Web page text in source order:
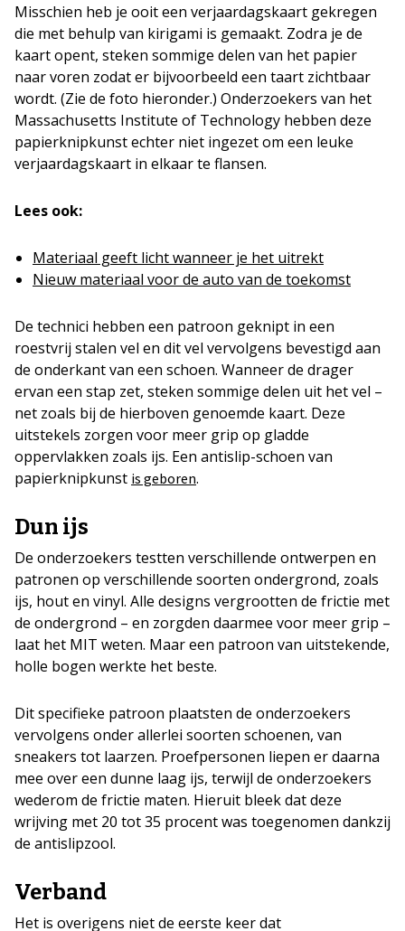
Misschien heb je ooit een verjaardagskaart gekregen
die met behulp van kirigami is gemaakt. Zodra je de
kaart opent, steken sommige delen van het papier
naar voren zodat er bijvoorbeeld een taart zichtbaar
wordt. (Zie de foto hieronder.) Onderzoekers van het
Massachusetts Institute of Technology hebben deze
papierknipkunst echter niet ingezet om een leuke
verjaardagskaart in elkaar te flansen.
Lees ook:
Materiaal geeft licht wanneer je het uitrekt
Nieuw materiaal voor de auto van de toekomst
De technici hebben een patroon geknipt in een
roestvrij stalen vel en dit vel vervolgens bevestigd aan
de onderkant van een schoen. Wanneer de drager
ervan een stap zet, steken sommige delen uit het vel –
net zoals bij de hierboven genoemde kaart. Deze
uitstekels zorgen voor meer grip op gladde
oppervlakken zoals ijs. Een antislip-schoen van
papierknipkunst is geboren.
Dun ijs
De onderzoekers testten verschillende ontwerpen en
patronen op verschillende soorten ondergrond, zoals
ijs, hout en vinyl. Alle designs vergrootten de frictie met
de ondergrond – en zorgden daarmee voor meer grip –
laat het MIT weten. Maar een patroon van uitstekende,
holle bogen werkte het beste.
Dit specifieke patroon plaatsten de onderzoekers
vervolgens onder allerlei soorten schoenen, van
sneakers tot laarzen. Proefpersonen liepen er daarna
mee over een dunne laag ijs, terwijl de onderzoekers
wederom de frictie maten. Hieruit bleek dat deze
wrijving met 20 tot 35 procent was toegenomen dankzij
de antislipzool.
Verband
Het is overigens niet de eerste keer dat